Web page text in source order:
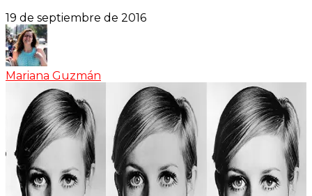
19 de septiembre de 2016
Mariana Guzmán